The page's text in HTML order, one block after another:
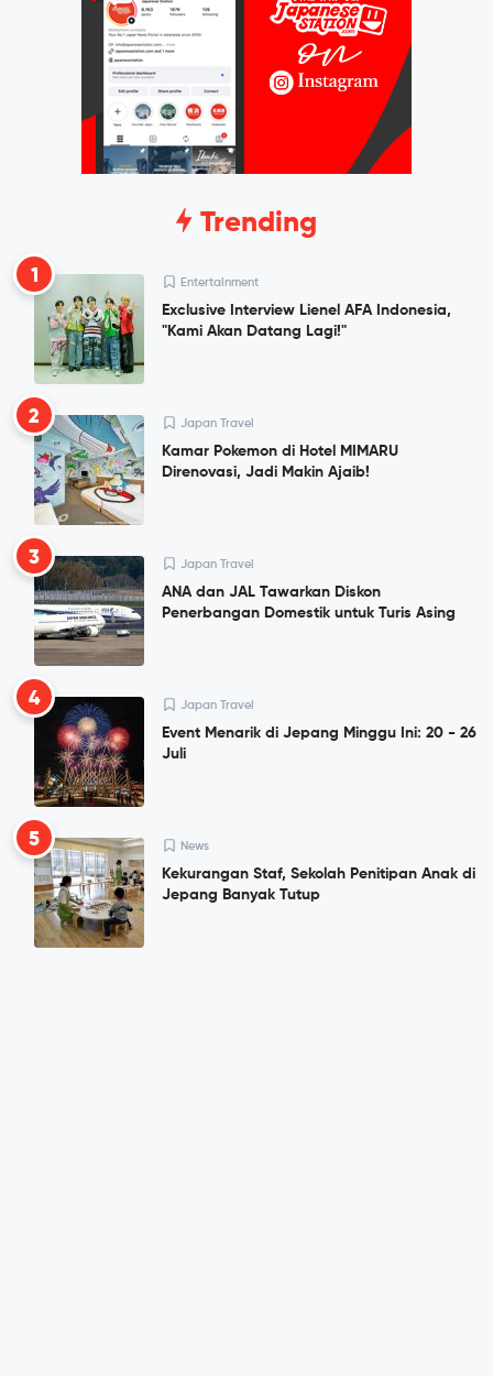
Trending
1 Entertainment
Exclusive Interview Lienel AFA Indonesia,
"Kami Akan Datang Lagi!"
2 Japan Travel
Kamar Pokemon di Hotel MIMARU
Direnovasi, Jadi Makin Ajaib!
3 Japan Travel
ANA dan JAL Tawarkan Diskon
Penerbangan Domestik untuk Turis Asing
4 Japan Travel
Event Menarik di Jepang Minggu Ini: 20 - 26
Juli
5 News
Kekurangan Staf, Sekolah Penitipan Anak di
Jepang Banyak Tutup